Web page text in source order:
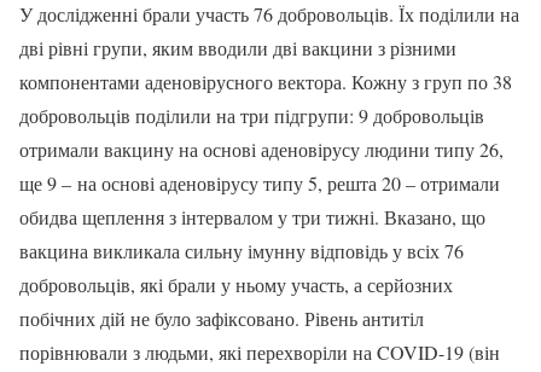
У дослідженні брали участь 76 добровольців. Їх поділили на
дві рівні групи, яким вводили дві вакцини з різними
компонентами аденовірусного вектора. Кожну з груп по 38
добровольців поділили на три підгрупи: 9 добровольців
отримали вакцину на основі аденовірусу людини типу 26,
ще 9 – на основі аденовірусу типу 5, решта 20 – отримали
обидва щеплення з інтервалом у три тижні. Вказано, що
вакцина викликала сильну імунну відповідь у всіх 76
добровольців, які брали у ньому участь, а серйозних
побічних дій не було зафіксовано. Рівень антитіл
порівнювали з людьми, які перехворіли на COVID-19 (він